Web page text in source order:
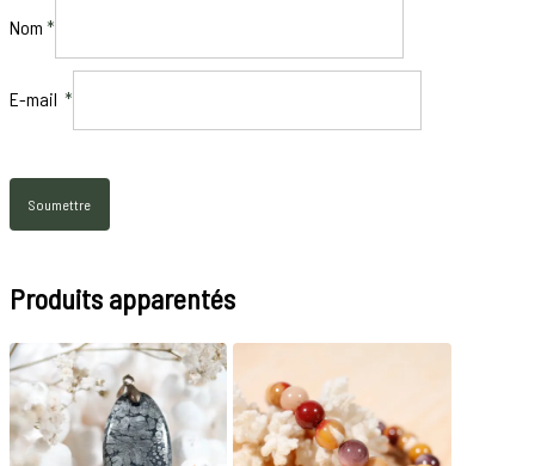
Nom *
E-mail *
Produits apparentés
27€ 14€ 20€